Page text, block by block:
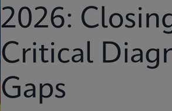
2026:
Critical
Gaps